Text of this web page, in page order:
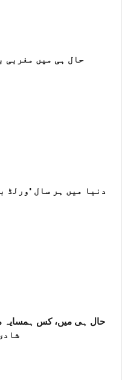
حال ہی میں مغربی
دنیا میں ہر سال 'ورلڈ